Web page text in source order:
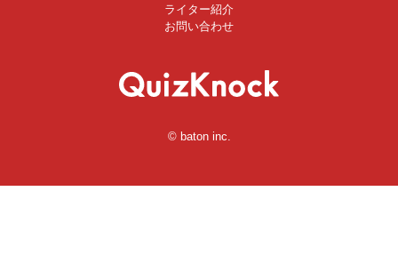
ライター紹介
お問い合わせ
© baton inc.